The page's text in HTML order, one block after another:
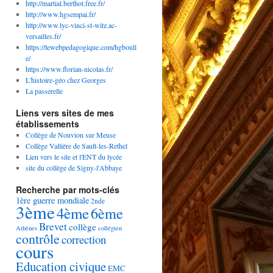
http://martial.berthot.free.fr/
http://www.hgsempai.fr/
http://www.lyc-vinci-st-witz.ac-
versailles.fr/
https://lewebpedagogique.com/hgboull
e/
https://www.florian-nicolas.fr/
L'histoire-géo chez Georges
La passerelle
Liens vers sites de mes
établissements
Collège de Nouvion sur Meuse
Collège Vallière de Sault-les-Rethel
Lien vers le site et l'ENT du lycée
site du collège de Signy-l'Abbaye
Recherche par mots-clés
1ère guerre mondiale 2nde
3ème4ème6ème
Athènes Brevetcollège collégien
contrôlecorrection
cours
Education civiqueEMC